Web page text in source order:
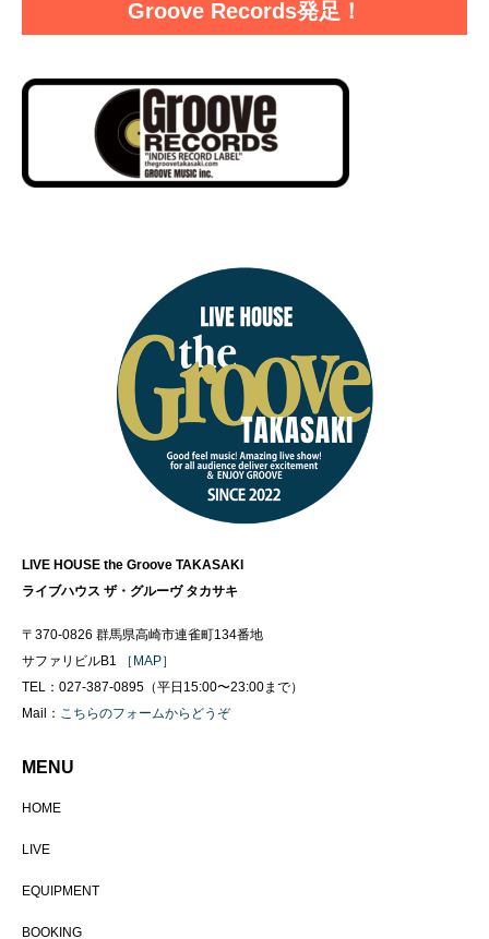
Groove Records発足！
LIVE HOUSE the Groove TAKASAKI
ライブハウス ザ・グルーヴ タカサキ
〒370-0826 群馬県高崎市連雀町134番地
サファリビルB1
［MAP］
TEL：027-387-0895（平日15:00〜23:00まで）
Mail： こちらのフォームからどうぞ
MENU
HOME
LIVE
EQUIPMENT
BOOKING